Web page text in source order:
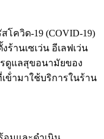
ควิด-19 (COVID-19)
านเซเว่น อีเลฟเว่น
ดูแลสุขอนามัยของ
ข้่ามาใช้บริการในร้าน